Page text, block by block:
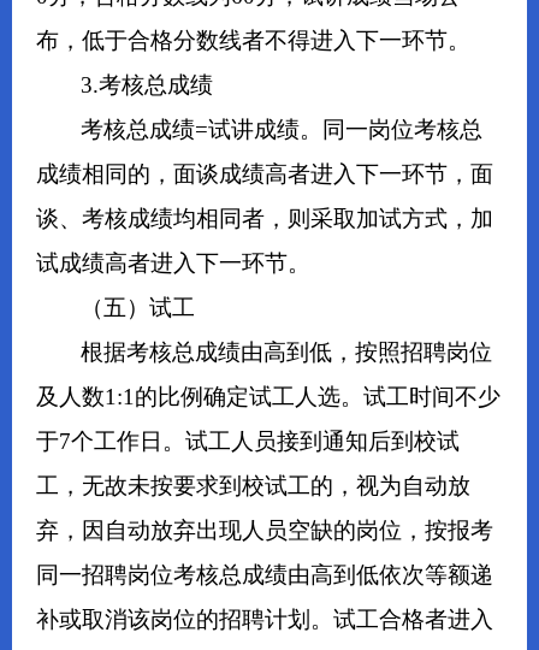
布，低于合格分数线者不得进入下一环节。
3.考核总成绩
考核总成绩=试讲成绩。同一岗位考核总
成绩相同的，面谈成绩高者进入下一环节，面
谈、考核成绩均相同者，则采取加试方式，加
试成绩高者进入下一环节。
（五）试工
根据考核总成绩由高到低，按照招聘岗位
及人数1:1的比例确定试工人选。试工时间不少
于7个工作日。试工人员接到通知后到校试
工，无故未按要求到校试工的，视为自动放
弃，因自动放弃出现人员空缺的岗位，按报考
同一招聘岗位考核总成绩由高到低依次等额递
补或取消该岗位的招聘计划。试工合格者进入